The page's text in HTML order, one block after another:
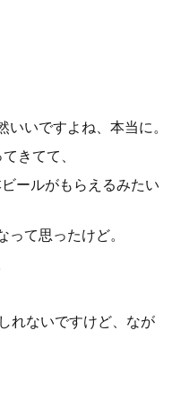
いですよね、本当に。
きてて、
ールがもらえるみたい
て思ったけど。
れないですけど、なが